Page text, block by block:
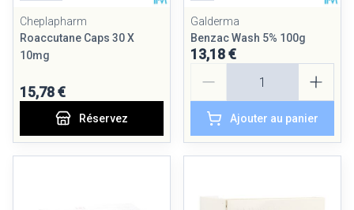
Cheplapharm
Roaccutane Caps 30 X
10mg
15,78 €
Réservez
Galderma
Benzac Wash 5% 100g
13,18 €
Ajouter au panier